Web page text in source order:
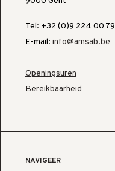
Tel: +32 (0)9 224 00 79
E-mail: info@amsab.be
Openingsuren
Bereikbaarheid
NAVIGEER